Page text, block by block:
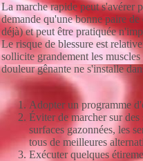
La marche rapide peut s'avérer
demande qu'une bonne paire de
déjà) et peut être pratiquée
Le risque de blessure est
sollicite grandement les
douleur gênante ne s'installe
Adopter un programme
Éviter de marcher sur
surfaces gazonnées, les
tous de meilleures
Exécuter quelques